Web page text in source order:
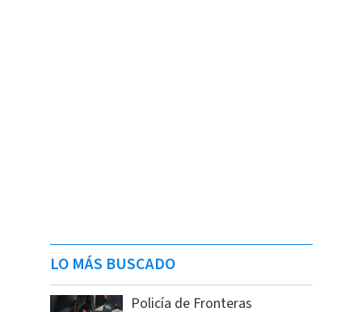
LO MÁS BUSCADO
Policía de Fronteras